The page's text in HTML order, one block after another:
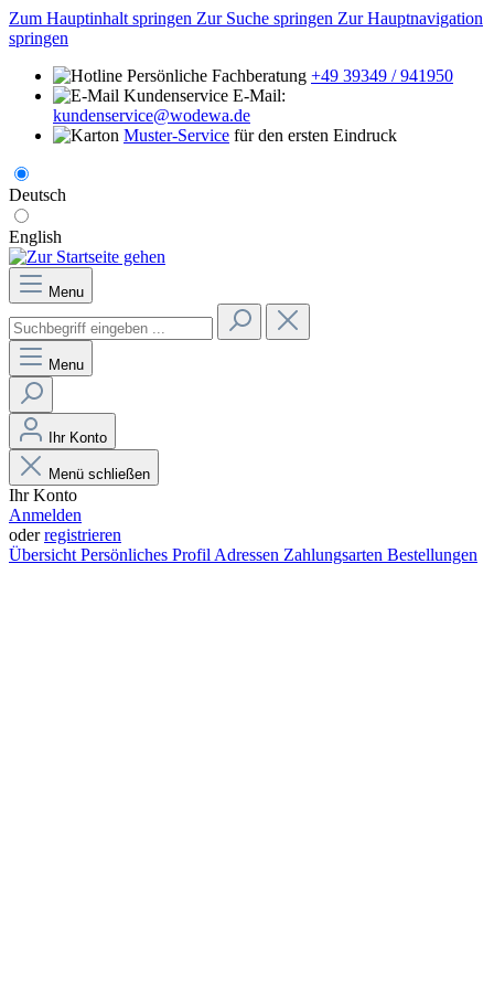
Zum Hauptinhalt springen Zur Suche springen Zur Hauptnavigation
springen
Persönliche Fachberatung +49 39349 / 941950
E-Mail:
kundenservice@wodewa.de
Muster-Service für den ersten Eindruck
Deutsch
English
Menu
Menu
Ihr Konto
Menü schließen
Ihr Konto
Anmelden
oderregistrieren
Übersicht Persönliches Profil Adressen Zahlungsarten Bestellungen